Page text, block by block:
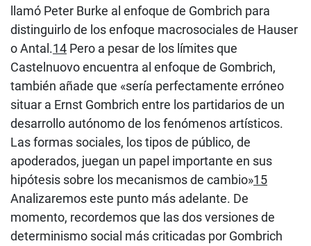
llamó Peter Burke al enfoque de Gombrich para
distinguirlo de los enfoque macrosociales de Hauser
o Antal.14 Pero a pesar de los límites que
Castelnuovo encuentra al enfoque de Gombrich,
también añade que «sería perfectamente erróneo
situar a Ernst Gombrich entre los partidarios de un
desarrollo autónomo de los fenómenos artísticos.
Las formas sociales, los tipos de público, de
apoderados, juegan un papel importante en sus
hipótesis sobre los mecanismos de cambio»15
Analizaremos este punto más adelante. De
momento, recordemos que las dos versiones de
determinismo social más criticadas por Gombrich